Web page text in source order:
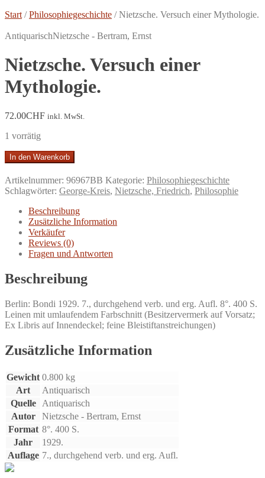
Start /Philosophiegeschichte /Nietzsche. Versuch einer Mythologie.
AntiquarischNietzsche - Bertram, Ernst
Nietzsche. Versuch einer
Mythologie.
72.00CHF inkl. MwSt.
1 vorrätig
Nietzsche.
Versuch
einer
Mythologie.
Menge
In den Warenkorb
Artikelnummer: 96967BB Kategorie: Philosophiegeschichte
Schlagwörter: George-Kreis, Nietzsche, Friedrich, Philosophie
Beschreibung
Zusätzliche Information
Verkäufer
Reviews (0)
Fragen und Antworten
Beschreibung
Berlin: Bondi 1929. 7., durchgehend verb. und erg. Aufl. 8°. 400 S.
Leinen mit umlaufendem Farbschnitt (Besitzervermerk auf Vorsatz;
Ex Libris auf Innendeckel; feine Bleistiftanstreichungen)
Zusätzliche Information
Gewicht 0.800 kg
Art
Antiquarisch
Quelle
Antiquarisch
Autor
Nietzsche - Bertram, Ernst
Format 8°. 400 S.
Jahr
1929.
Auflage 7., durchgehend verb. und erg. Aufl.